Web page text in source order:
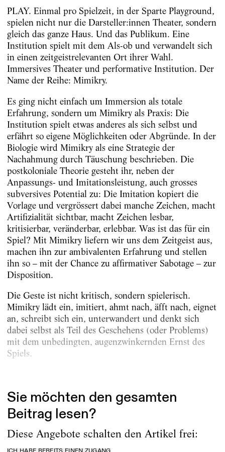
PLAY. Einmal pro Spielzeit, in der Sparte ­Playground,
spielen nicht nur die Darsteller:innen Theater, sondern
gleich das ganze Haus. Und das Publikum. Eine
Institution spielt mit dem Als-ob und verwandelt sich
in einen zeitgeistrelevanten Ort ihrer Wahl.
Immersives Theater und performative Institution. Der
Name der Reihe: Mimikry.
Es ging nicht einfach um Immersion als totale
Erfahrung, sondern um Mimikry als Praxis: Die
Institution spielt etwas anderes als sich selbst und
erfährt so eigene Möglichkeiten oder Abgründe. In der
Biologie wird Mimikry als eine Strategie der
Nachahmung durch Täuschung beschrieben. Die
postkoloniale Theorie gesteht ihr, neben der
Anpassungs- und Imitationsleistung, auch grosses
subversives Potential zu: Die Imitation kopiert die
Vorlage und vergrössert dabei manche Zeichen, macht
Artifizialität sichtbar, macht Zeichen lesbar,
kritisierbar, veränderbar, erlebbar. Was ist das für ein
Spiel? Mit Mimikry liefern wir uns dem Zeitgeist aus,
machen ihn zur ambivalenten Erfahrung und stellen
ihn so – mit der Chance zu affirmativer Sabotage – zur
Disposition.
Die Geste ist nicht kritisch, sondern spielerisch.
Mimikry lädt ein, imitiert, ahmt nach, äfft nach, eignet
an, schreibt sich ein, unterwandert und denkt sich
dabei selbst als Teil des Geschehens (oder Problems)
mit dem unbedingten, augen­zwinkernden Ernst des
Spiels.
Sie möchten den gesamten
Beitrag lesen?
Diese Angebote schalten den Artikel frei: